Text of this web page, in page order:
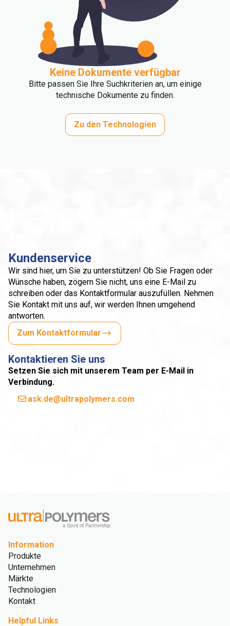
Keine Dokumente verfügbar
Bitte passen Sie Ihre Suchkriterien an, um einige
technische Dokumente zu finden.
Zu den Technologien
Kundenservice
Wir sind hier, um Sie zu unterstützen! Ob Sie Fragen oder
Wünsche haben, zögern Sie nicht, uns eine E-Mail zu
schreiben oder das Kontaktformular auszufüllen. Nehmen
Sie Kontakt mit uns auf, wir werden Ihnen umgehend
antworten.
Zum Kontaktformular
Kontaktieren Sie uns
Setzen Sie sich mit unserem Team per E-Mail in
Verbindung.
ask.de@ultrapolymers.com
Information
Produkte
Unternehmen
Märkte
Technologien
Kontakt
Helpful Links